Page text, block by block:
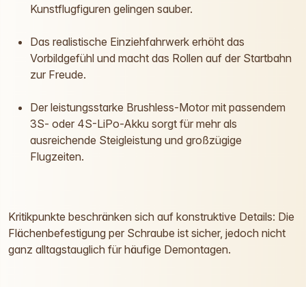
Kunstflugfiguren gelingen sauber.
Das realistische Einziehfahrwerk erhöht das
Vorbildgefühl und macht das Rollen auf der Startbahn
zur Freude.
Der leistungsstarke Brushless-Motor mit passendem
3S- oder 4S-LiPo-Akku sorgt für mehr als
ausreichende Steigleistung und großzügige
Flugzeiten.
Kritikpunkte beschränken sich auf konstruktive Details: Die
Flächenbefestigung per Schraube ist sicher, jedoch nicht
ganz alltagstauglich für häufige Demontagen.